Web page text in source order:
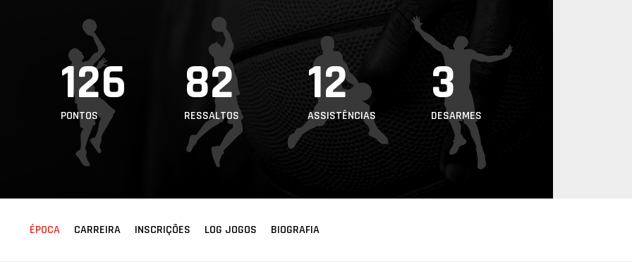
ÁREA TÉCNICA
PROJETOS
126
PONTOS
82
RESSALTOS
12
ASSISTÊNCIAS
3
DESARMES
ÉPOCA CARREIRA INSCRIÇÕES LOG JOGOS BIOGRAFIA